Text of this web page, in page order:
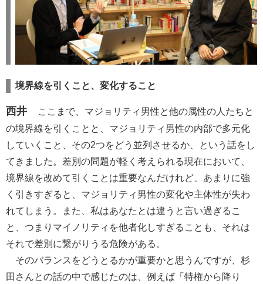
境界線を引くこと、変化すること
西井
ここまで、マジョリティ男性と他の属性の人たちと
の境界線を引くことと、マジョリティ男性の内部で多元化
していくこと、その2つをどう並列させるか、という話をし
てきました。差別の問題が軽く考えられる現在において、
境界線を改めて引くことは重要なんだけれど、あまりに強
く引きすぎると、マジョリティ男性の変化や主体性が失わ
れてしまう。また、私はあなたとは違うと言い過ぎるこ
と、つまりマイノリティを他者化しすぎることも、それは
それで差別に繋がりうる危険がある。
そのバランスをどうとるかが重要かと思うんですが、杉
田さんとの話の中で感じたのは、例えば「特権から降り